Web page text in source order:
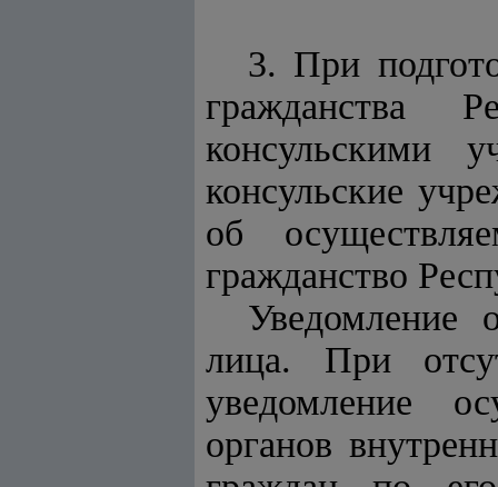
3. При
гражданства
консульскими
консульские
об
гражданство
Уведомление
лица. При
уведомление
органов